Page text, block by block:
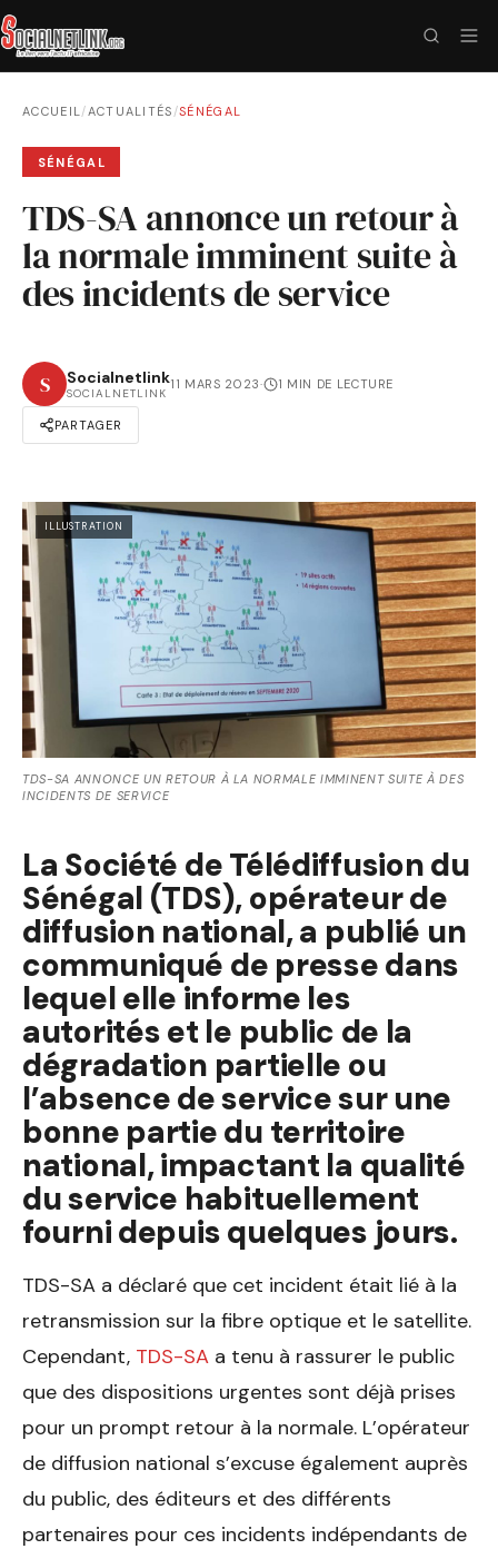
ACCUEIL/ACTUALITÉS /SÉNÉGAL
SÉNÉGAL
TDS-SA annonce un retour à
la normale imminent suite à
des incidents de service
S Socialnetlink
SOCIALNETLINK
11 MARS 2023· 1 MIN DE LECTURE
PARTAGER
ILLUSTRATION
TDS-SA ANNONCE UN RETOUR À LA NORMALE IMMINENT SUITE À DES
INCIDENTS DE SERVICE
La Société de Télédiffusion du
Sénégal (TDS), opérateur de
diffusion national, a publié un
communiqué de presse dans
lequel elle informe les
autorités et le public de la
dégradation partielle ou
l’absence de service sur une
bonne partie du territoire
national, impactant la qualité
du service habituellement
fourni depuis quelques jours.
TDS-SA a déclaré que cet incident était lié à la
retransmission sur la fibre optique et le satellite.
Cependant, TDS-SA a tenu à rassurer le public
que des dispositions urgentes sont déjà prises
pour un prompt retour à la normale. L’opérateur
de diffusion national s’excuse également auprès
du public, des éditeurs et des différents
partenaires pour ces incidents indépendants de